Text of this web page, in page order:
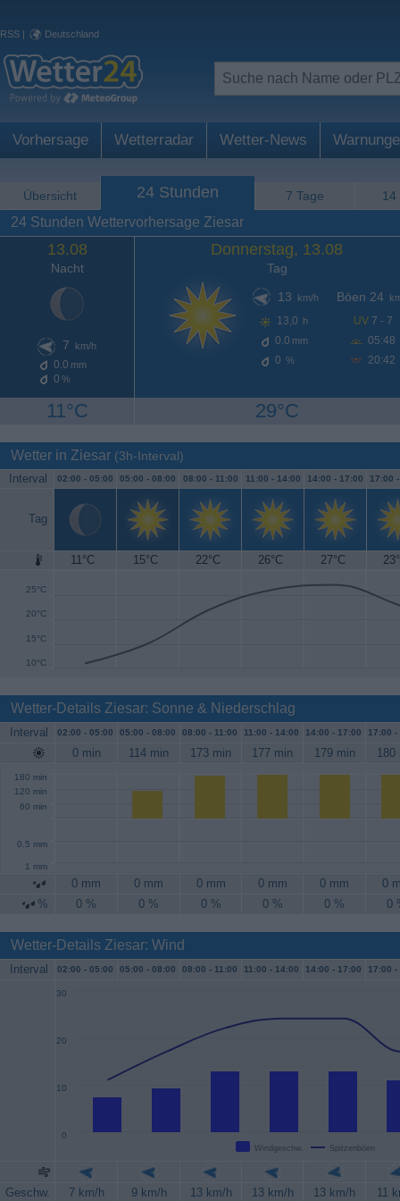
RSS | Deutschland
Vorhersage Wetterradar Wetter-News
Übersicht 24 Stunden 7 Tage 14
24 Stunden Wettervorhersage Ziesar
13.08
Nacht
7 km/h
0.0 mm
0 %
11°C
Donnerstag, 13.08
Tag
13
km/h
13,0 h
0.0 mm
0 %
Böen 24
UV 7 - 7
05:48
20:42
29°C
Wetter in Ziesar (3h-Interval)
Interval 02:00 - 05:00 05:00 - 08:00 08:00 - 11:00 11:00 - 14:00 14:00 - 17:00 17:00
Tag
11°C 15°C 22°C 26°C 27°C
10°C
15°C
20°C
25°C
30°C
Wetter-Details Ziesar: Sonne & Niederschlag
Interval 02:00 - 05:00 05:00 - 08:00 08:00 - 11:00 11:00 - 14:00 14:00 - 17:00 17:00 -
0 min 114 min 173 min 177 min 179 min 180
60 min
120 min
180 min
0.5 mm
1 mm
0 mm 0 mm 0 mm 0 mm 0 mm
0
%
0 % 0 % 0 % 0 % 0 % 0
Wetter-Details Ziesar: Wind
Interval 02:00 - 05:00 05:00 - 08:00 08:00 - 11:00 11:00 - 14:00 14:00 - 17:00 17:00 -
Windgeschw. Spitzenböen
0
10
20
30
Geschw. 7 km/h 9 km/h 13 km/h 13 km/h 13 km/h
11